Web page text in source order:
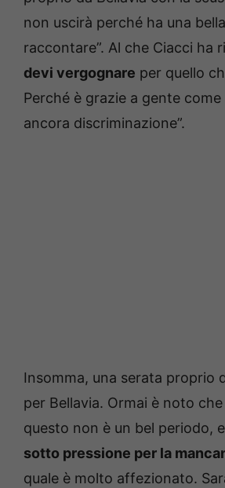
non uscirà perché ha una
raccontare”. Al che Ciacci ha
devi vergognare per quello
Perché è grazie a gente come
ancora discriminazione”.
Insomma, una serata proprio
per Bellavia. Ormai è noto
questo non è un bel periodo,
sotto pressione per la
quale è molto affezionato.